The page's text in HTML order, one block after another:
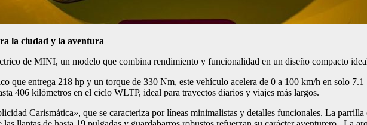
la ciudad y la aventura
de MINI, un modelo que combina rendimiento y funcionalidad en un diseño compacto
que entrega 218 hp y un torque de 330 Nm, este vehículo acelera de 0 a 100 km/h en solo
406 kilómetros en el ciclo WLTP, ideal para trayectos diarios y viajes más largos.
Carismática», que se caracteriza por líneas minimalistas y detalles funcionales. La